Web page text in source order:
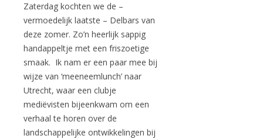
Zaterdag kochten we de –
vermoedelijk laatste – Delbars van
deze zomer. Zo’n heerlijk sappig
handappeltje met een friszoetige
smaak. Ik nam er een paar mee bij
wijze van ‘meeneemlunch’ naar
Utrecht, waar een clubje
mediëvisten bijeenkwam om een
verhaal te horen over de
landschappelijke ontwikkelingen bij